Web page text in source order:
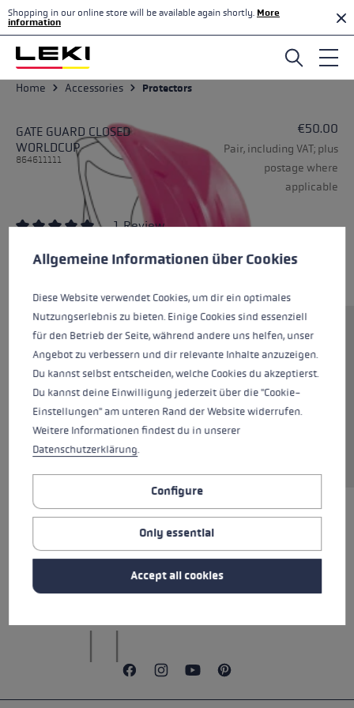
Skip to main content
Shopping in our online store will be available again shortly. More
information
Home Accessories Protectors
GATE GUARD CLOSED
WORLDCUP
864611111
€50.00
Pair, including VAT; plus
postage where
applicable
1 Review
Delivery time: approx. 2-4 working days
Colours neonpink
Cookie preferences
This website uses cookies to give you the best possible experience.
Allgemeine Informationen über Cookies
Diese Website verwendet Cookies, um dir ein optimales
Nutzungserlebnis zu bieten. Einige Cookies sind essenziell
für den Betrieb der Seite, während andere uns helfen, unser
Angebot zu verbessern und dir relevante Inhalte anzuzeigen.
Du kannst selbst entscheiden, welche Cookies du akzeptierst.
Du kannst deine Einwilligung jederzeit über die "Cookie-
Einstellungen" am unteren Rand der Website widerrufen.
Weitere Informationen findest du in unserer
Datenschutzerklärung.
Configure
Only essential
Accept all cookies